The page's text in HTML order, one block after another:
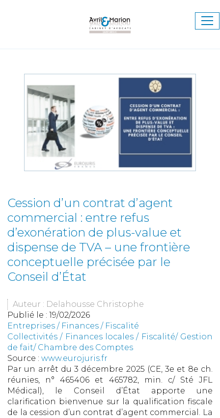
Cession d’un contrat d’agent
commercial : entre refus
d’exonération de plus-value et
dispense de TVA – une frontière
conceptuelle précisée par le
Conseil d’État
Auteur : Delahousse Christophe
Publié le : 19/02/2026
Entreprises / Finances / Fiscalité
Collectivités / Finances locales / Fiscalité/ Gestion
de fait/ Chambre des Comptes
Source : www.eurojuris.fr
Par un arrêt du 3 décembre 2025 (CE, 3e et 8e ch.
réunies, n° 465406 et 465782, min. c/ Sté JFL
Médical), le Conseil d’État apporte une
clarification bienvenue sur la qualification fiscale
de la cession d’un contrat d’agent commercial. La